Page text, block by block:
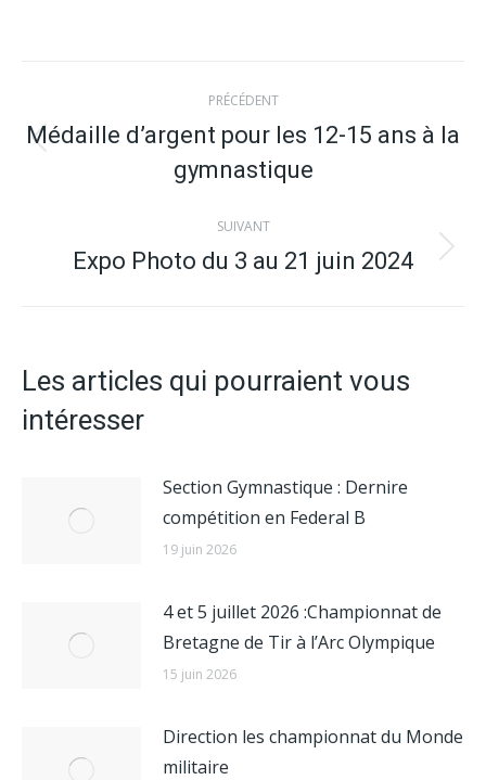
Navigation
article
PRÉCÉDENT
précédent
Médaille d’argent pour les 12-15 ans à la
gymnastique
SUIVANT
Article
Expo Photo du 3 au 21 juin 2024
Les articles qui pourraient vous
intéresser
Section Gymnastique : Dernire
compétition en Federal B
19 juin 2026
4 et 5 juillet 2026 :Championnat de
Bretagne de Tir à l’Arc Olympique
15 juin 2026
Direction les championnat du Monde
militaire